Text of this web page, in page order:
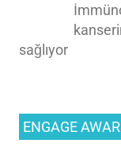
sağlıyor
ENGAGE